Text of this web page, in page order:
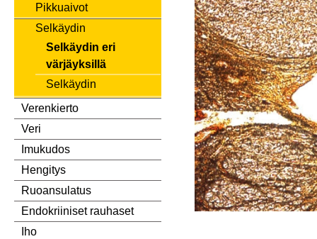
Pikkuaivot
Selkäydin
Selkäydin eri
värjäyksillä
Selkäydin
Verenkierto
Veri
Imukudos
Hengitys
Ruoansulatus
Endokriiniset rauhaset
Iho